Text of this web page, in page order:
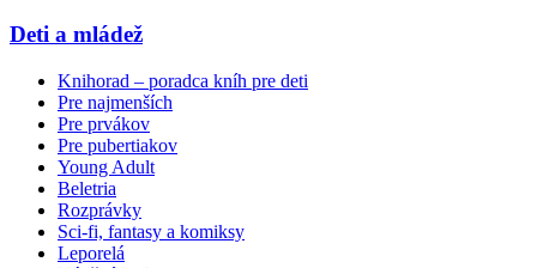
Deti a mládež
Knihorad – poradca kníh pre deti
Pre najmenších
Pre prvákov
Pre pubertiakov
Young Adult
Beletria
Rozprávky
Sci-fi, fantasy a komiksy
Leporelá